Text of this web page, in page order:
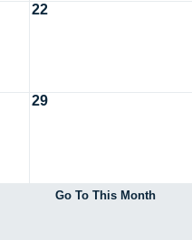
22
29
Go To This Month